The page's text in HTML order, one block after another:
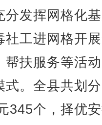
分发挥网格化
社工进网格开
帮扶服务等活
式。全县共划
345个，择优